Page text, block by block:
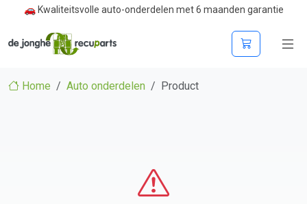
🚗 Kwaliteitsvolle auto-onderdelen met 6 maanden garantie
Home Auto onderdelen Product